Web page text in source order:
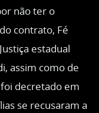
não ter o
contrato, Fé
estadual
assim como de
decretado em
se recusaram a